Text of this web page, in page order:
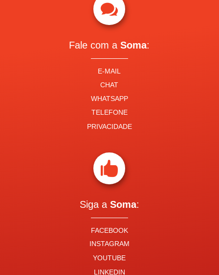

Fale com aSoma:
E-MAIL
CHAT
WHATSAPP
TELEFONE
PRIVACIDADE

Siga a Soma:
FACEBOOK
INSTAGRAM
YOUTUBE
LINKEDIN